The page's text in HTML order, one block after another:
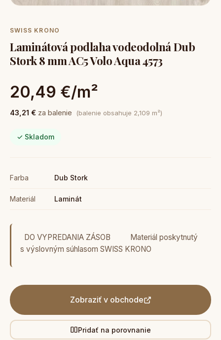
SWISS KRONO
Laminátová podlaha vodeodolná Dub
Stork 8 mm AC5 Volo Aqua 4573
20,49 €/m²
43,21 € za balenie (balenie obsahuje 2,109 m²)
✓ Skladom
Farba Dub Stork
Materiál Laminát
DO VYPREDANIA ZÁSOB Materiál poskytnutý
s výslovným súhlasom SWISS KRONO
Zobraziť v obchode
Pridať na porovnanie